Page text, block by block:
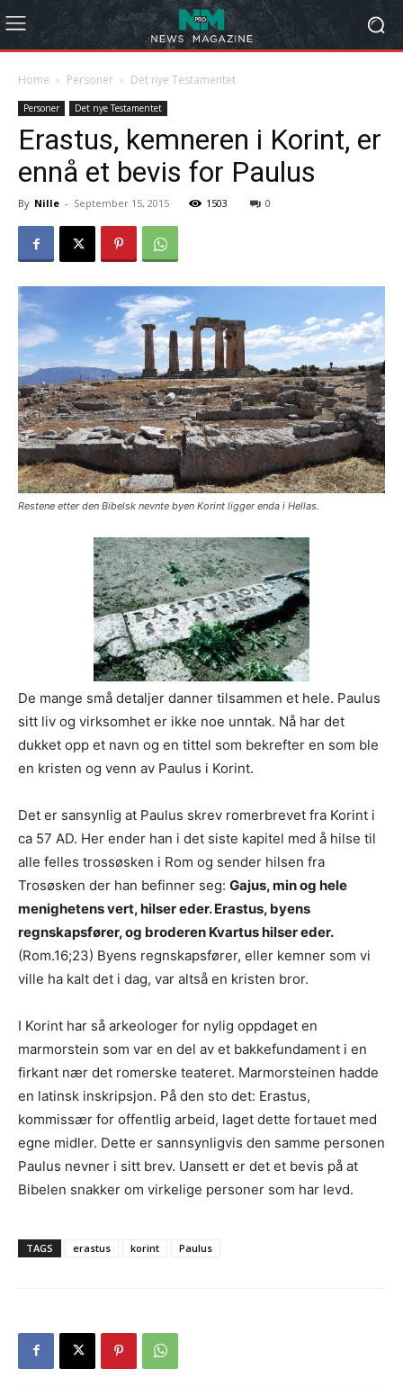
Home Personer Det nye Testamentet
Personer Det nye Testamentet
Erastus, kemneren i Korint, er
ennå et bevis for Paulus
By Nille - September 15, 2015 1503 0
Restene etter den Bibelsk nevnte byen Korint ligger enda i Hellas.
De mange små detaljer danner tilsammen et hele. Paulus
sitt liv og virksomhet er ikke noe unntak. Nå har det
dukket opp et navn og en tittel som bekrefter en som ble
en kristen og venn av Paulus i Korint.
Det er sansynlig at Paulus skrev romerbrevet fra Korint i
ca 57 AD. Her ender han i det siste kapitel med å hilse til
alle felles trossøsken i Rom og sender hilsen fra
Trosøsken der han befinner seg: Gajus, min og hele
menighetens vert, hilser eder. Erastus, byens
regnskapsfører, og broderen Kvartus hilser eder.
(Rom.16;23) Byens regnskapsfører, eller kemner som vi
ville ha kalt det i dag, var altså en kristen bror.
I Korint har så arkeologer for nylig oppdaget en
marmorstein som var en del av et bakkefundament i en
firkant nær det romerske teateret. Marmorsteinen hadde
en latinsk inskripsjon. På den sto det: Erastus,
kommissær for offentlig arbeid, laget dette fortauet med
egne midler. Dette er sannsynligvis den samme personen
Paulus nevner i sitt brev. Uansett er det et bevis på at
Bibelen snakker om virkelige personer som har levd.
TAGS erastus korint Paulus